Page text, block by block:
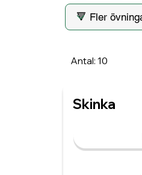
Antal: 10
Skinka